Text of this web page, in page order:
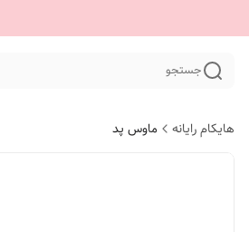
جستجو
هایکام رایانه ماوس پد